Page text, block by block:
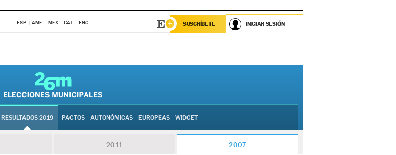
ESP AME MEX CAT ENG SUSCRÍBETE INICIAR SESIÓN
RESULTADOS 2019 PACTOS AUTONÓMICAS EUROPEAS WIDGET
2011 2007